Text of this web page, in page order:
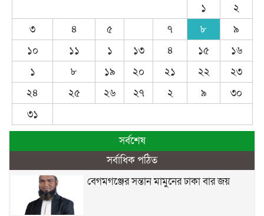
১
২
৩
৪ ৫ ৭ ৮
৯
১০
১১ ১ ১৩ ৪ ১৫
১৬
১
৮ ১৯ ২০ ২১ ২২
২৩
২৪
২৫ ২৬ ২৭ ২ ৯
৩০
৩১
সর্বশেষ
সর্বাধিক পঠিত
বেগমগঞ্জের সন্তান মামুনের ঢাকা বার জয়